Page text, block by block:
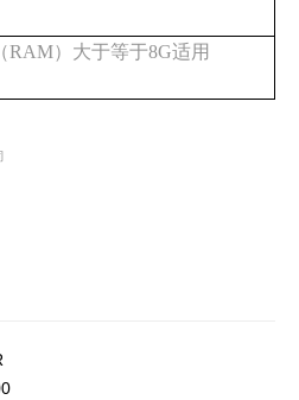
RAM）大于等于8G适用